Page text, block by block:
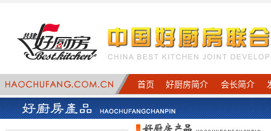
首页 好厨房简介 会长简介